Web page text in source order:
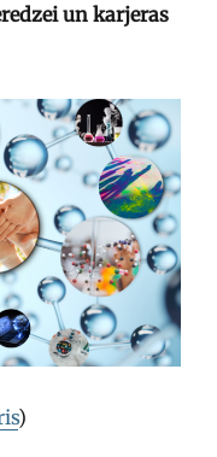
un karjeras
)